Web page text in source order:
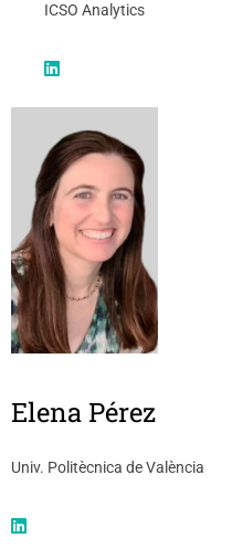
ICSO Analytics
Elena Pérez
Univ. Politècnica de València